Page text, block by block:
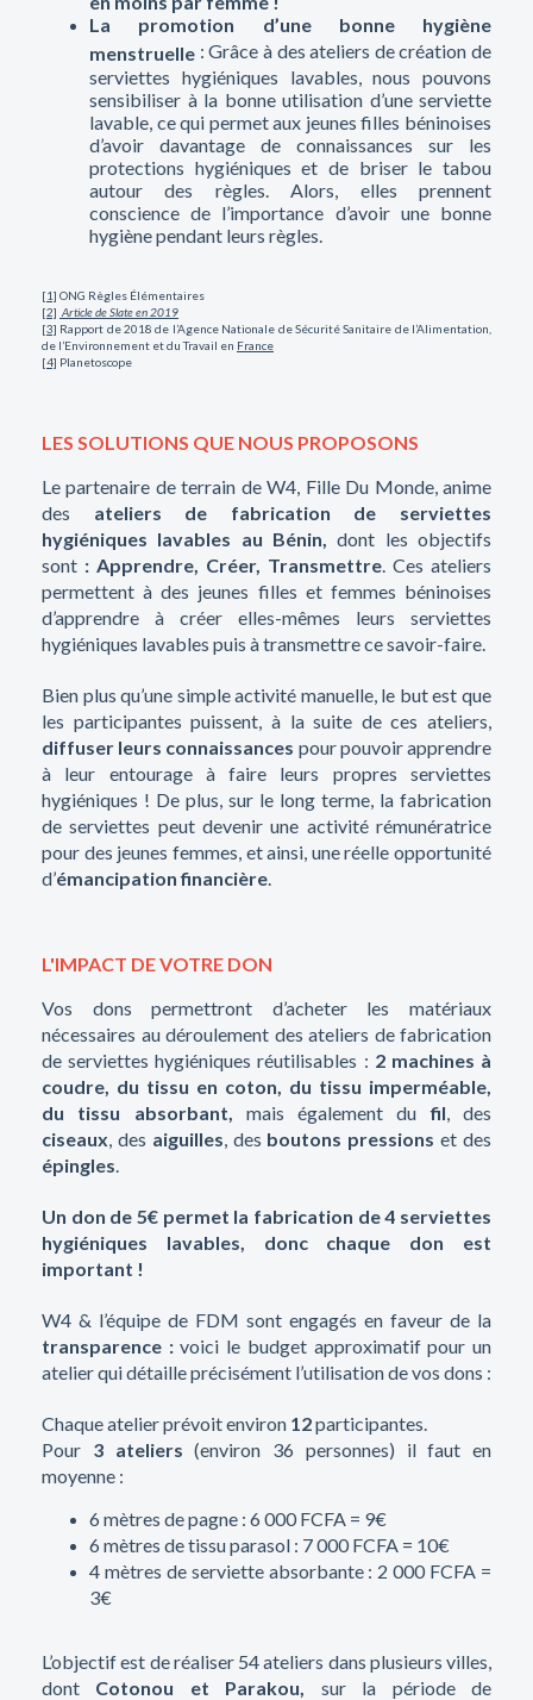
La promotion d’une bonne hygiène
menstruelle : Grâce à des ateliers de création de
serviettes hygiéniques lavables, nous pouvons
sensibiliser à la bonne utilisation d’une serviette
lavable, ce qui permet aux jeunes filles béninoises
d’avoir davantage de connaissances sur les
protections hygiéniques et de briser le tabou
autour des règles. Alors, elles prennent
conscience de l’importance d’avoir une bonne
hygiène pendant leurs règles.
[1] ONG Règles Élémentaires
[2] Article de Slate en 2019
[3] Rapport de 2018 de l’Agence Nationale de Sécurité Sanitaire de l’Alimentation,
de l’Environnement et du Travail en France
[4] Planetoscope
LES SOLUTIONS QUE NOUS PROPOSONS
Le partenaire de terrain de W4, Fille Du Monde, anime
des ateliers de fabrication de serviettes
hygiéniques lavables au Bénin,
dont les objectifs
sont : Apprendre, Créer, Transmettre . Ces ateliers
permettent à des jeunes filles et femmes béninoises
d’apprendre à créer elles-mêmes leurs serviettes
hygiéniques lavables puis à transmettre ce savoir-faire.
Bien plus qu’une simple activité manuelle, le but est que
les participantes puissent, à la suite de ces ateliers,
diffuser leurs connaissances pour pouvoir apprendre
à leur entourage à faire leurs propres serviettes
hygiéniques ! De plus, sur le long terme, la fabrication
de serviettes peut devenir une activité rémunératrice
pour des jeunes femmes, et ainsi, une réelle opportunité
d’émancipation financière
L'IMPACT DE VOTRE DON
Vos dons permettront d’acheter les matériaux
nécessaires au déroulement des ateliers de fabrication
de serviettes hygiéniques réutilisables : 2 machines à
coudre, du tissu en coton, du tissu imperméable,
du tissu absorbant, mais également dufil , des
ciseaux , des aiguilles , des boutons pressionset des
épingles
Un don de 5€ permet la fabrication de 4 serviettes
hygiéniques lavables, donc chaque don est
important !
W4 & l’équipe de FDM sont engagés en faveur de la
transparence :voici le budget approximatif pour un
atelier qui détaille précisément l’utilisation de vos dons :
Chaque atelier prévoit environ 12participantes.
Pour 3 ateliers(environ 36 personnes) il faut en
moyenne :
6 mètres de pagne : 6 000 FCFA = 9€
6 mètres de tissu parasol : 7 000 FCFA = 10€
4 mètres de serviette absorbante : 2 000 FCFA =
3€
L’objectif est de réaliser 54 ateliers dans plusieurs villes,
dont Cotonou et Parakou, sur la période de